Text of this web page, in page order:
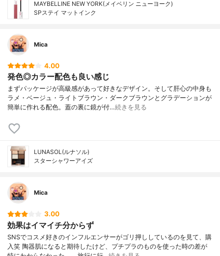
MAYBELLINE NEW YORK(メイベリン ニューヨーク)
SPステイ マットインク
Mica
4.00
発色◎カラー配色も良い感じ
まずパッケージが高級感があって好きなデザイン。そして肝心の中身も
ラメ・ベージュ・ライトブラウン・ダークブラウンとグラデーションが
簡単に作れる配色。蓋の裏に鏡が付…続きを見る
LUNASOL(ルナソル)
スターシャワーアイズ
Mica
3.00
効果はイマイチ分からず
SNSでコスメ好きのインフルエンサーがゴリ押ししているのを見て、購
入笑 陶器肌になると期待したけど、プチプラのものを使った時の差が